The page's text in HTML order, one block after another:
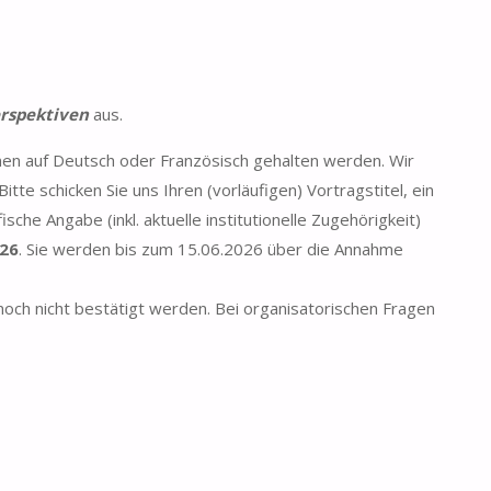
aus.
auf Deutsch oder Französisch gehalten werden. Wir
schicken Sie uns Ihren (vorläufigen) Vortragstitel, ein
Angabe (inkl. aktuelle institutionelle Zugehörigkeit)
. Sie werden bis zum 15.06.2026 über die Annahme
nicht bestätigt werden. Bei organisatorischen Fragen